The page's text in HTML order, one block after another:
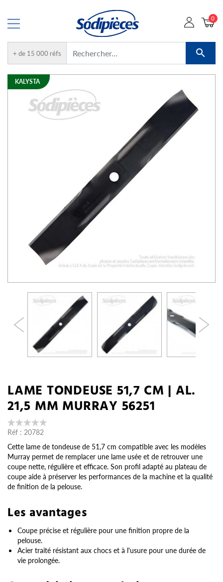
+ de 15 000 réfs 
0
KALYSTA
LAME TONDEUSE 51,7 CM | AL.
21,5 MM MURRAY 56251
Réf : 20782
Cette lame de tondeuse de 51,7 cm compatible avec les modèles
Murray permet de remplacer une lame usée et de retrouver une
coupe nette, régulière et efficace. Son profil adapté au plateau de
coupe aide à préserver les performances de la machine et la qualité
de finition de la pelouse.
Les avantages
Coupe précise et régulière pour une finition propre de la
pelouse.
Acier traité résistant aux chocs et à l'usure pour une durée de
vie prolongée.